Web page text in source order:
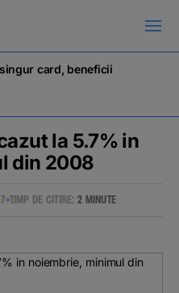
card, beneficii
la 5.7% in
din 2008
TIMP DE CITIRE:2 MINUTE